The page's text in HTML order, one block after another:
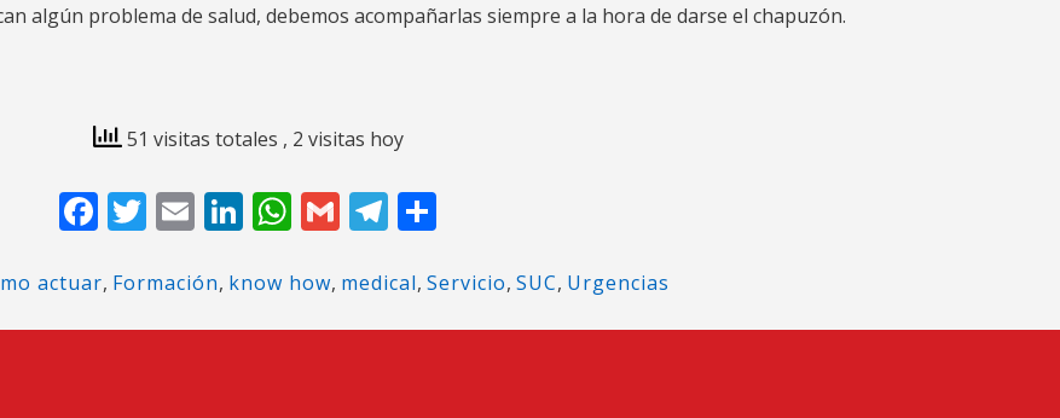
algún problema de salud, debemos acompañarlas siempre a la hora de darse el chapuzón.
51 visitas totales , 2 visitas hoy
Facebook
Twitter
EmailLinkedIn
WhatsApp
GmailTelegram
actuar, Formación, know how, medical, Servicio, SUC, Urgencias